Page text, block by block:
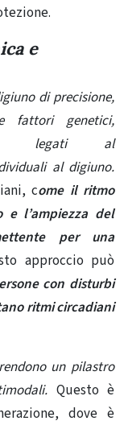
e
di precisione,
fattori genetici,
e legati al
al digiuno.
come il ritmo
l’ampiezza del
per una
approccio può
con disturbi
ritmi circadiani
un pilastro
Questo è
dove è